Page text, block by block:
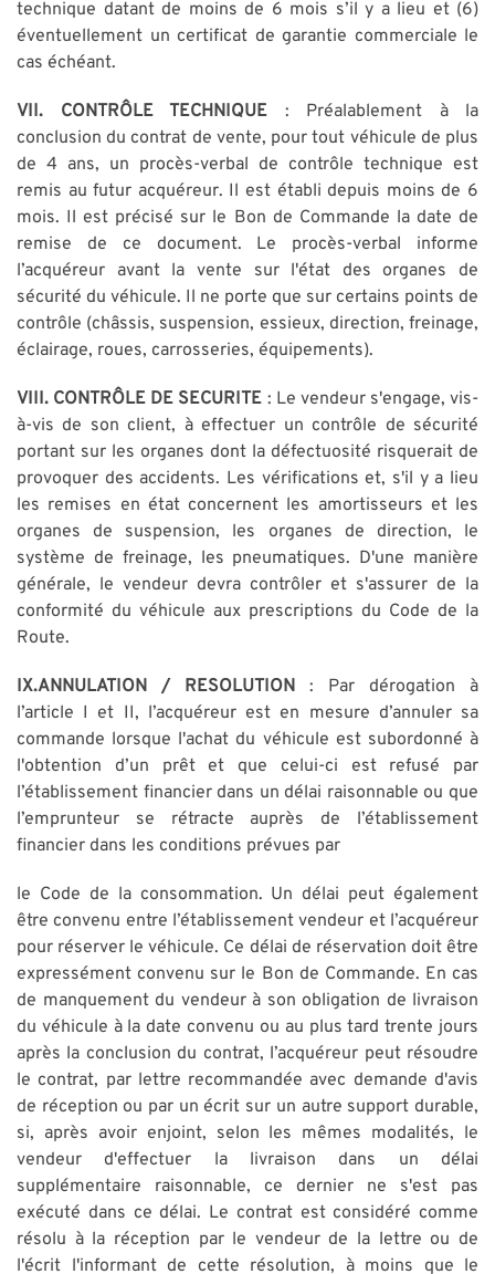
technique datant de moins de 6 mois s’il y a lieu et (6)
éventuellement un certificat de garantie commerciale le
cas échéant.
VII. CONTRÔLE TECHNIQUE : Préalablement à la
conclusion du contrat de vente, pour tout véhicule de plus
de 4 ans, un procès-verbal de contrôle technique est
remis au futur acquéreur. Il est établi depuis moins de 6
mois. Il est précisé sur le Bon de Commande la date de
remise de ce document. Le procès-verbal informe
l’acquéreur avant la vente sur l'état des organes de
sécurité du véhicule. Il ne porte que sur certains points de
contrôle (châssis, suspension, essieux, direction, freinage,
éclairage, roues, carrosseries, équipements).
VIII. CONTRÔLE DE SECURITE : Le vendeur s'engage, vis-
à-vis de son client, à effectuer un contrôle de sécurité
portant sur les organes dont la défectuosité risquerait de
provoquer des accidents. Les vérifications et, s'il y a lieu
les remises en état concernent les amortisseurs et les
organes de suspension, les organes de direction, le
système de freinage, les pneumatiques. D'une manière
générale, le vendeur devra contrôler et s'assurer de la
conformité du véhicule aux prescriptions du Code de la
Route.
IX.ANNULATION / RESOLUTION : Par dérogation à
l’article I et II, l’acquéreur est en mesure d’annuler sa
commande lorsque l'achat du véhicule est subordonné à
l'obtention d’un prêt et que celui-ci est refusé par
l’établissement financier dans un délai raisonnable ou que
l’emprunteur se rétracte auprès de l’établissement
financier dans les conditions prévues par
le Code de la consommation. Un délai peut également
être convenu entre l’établissement vendeur et l’acquéreur
pour réserver le véhicule. Ce délai de réservation doit être
expressément convenu sur le Bon de Commande. En cas
de manquement du vendeur à son obligation de livraison
du véhicule à la date convenu ou au plus tard trente jours
après la conclusion du contrat, l’acquéreur peut résoudre
le contrat, par lettre recommandée avec demande d'avis
de réception ou par un écrit sur un autre support durable,
si, après avoir enjoint, selon les mêmes modalités, le
vendeur d'effectuer la livraison dans un délai
supplémentaire raisonnable, ce dernier ne s'est pas
exécuté dans ce délai. Le contrat est considéré comme
résolu à la réception par le vendeur de la lettre ou de
l'écrit l'informant de cette résolution, à moins que le